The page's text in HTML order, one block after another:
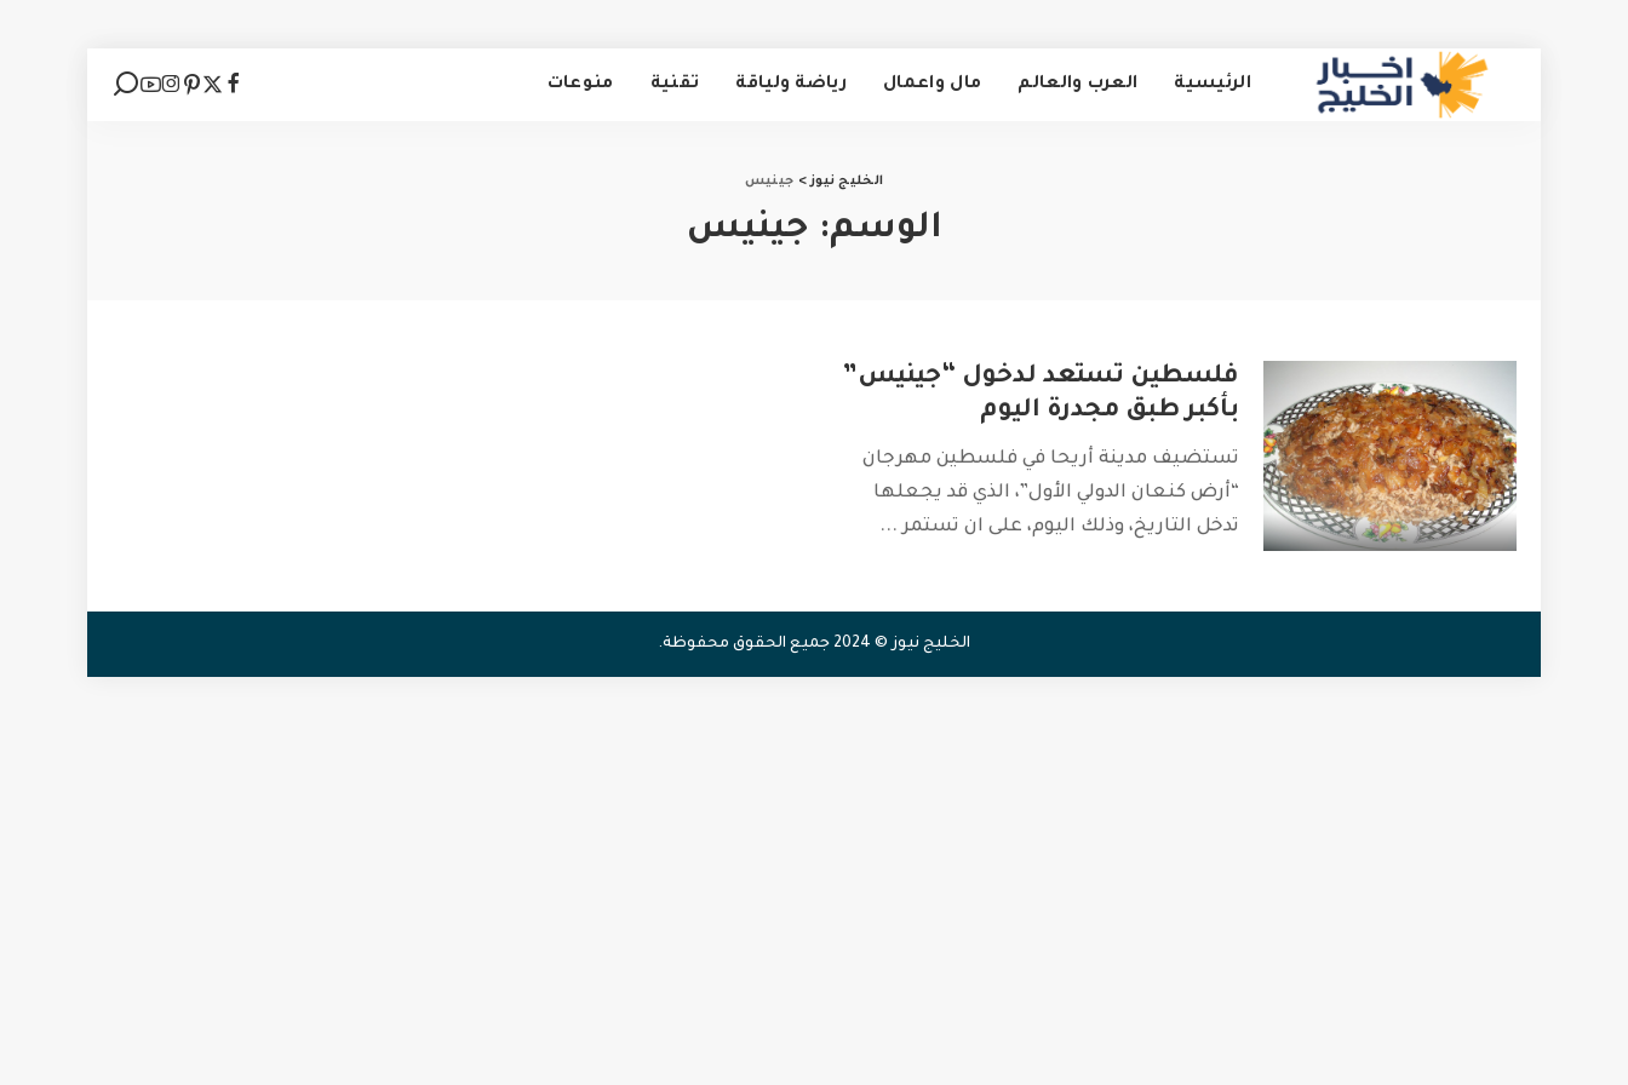
الرئيسية العرب والعالم مال واعمال رياضة ولياقة تقنية منوعات
الخليج نيوز> جينيس
الوسم: جينيس
فلسطين تستعد لدخول “جينيس”
بأكبر طبق مجدرة اليوم
تستضيف مدينة أريحا في فلسطين مهرجان
“أرض كنعان الدولي الأول”، الذي قد يجعلها
تدخل التاريخ، وذلك اليوم، على ان تستمر ...
الخليج نيوز © 2024 جميع الحقوق محفوظة.